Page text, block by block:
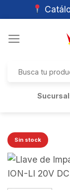
por:
Sin stock